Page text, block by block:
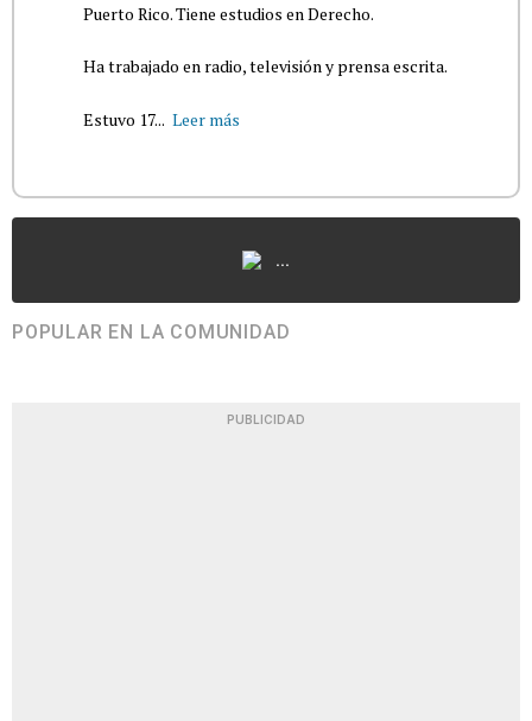
Puerto Rico. Tiene estudios en Derecho.
Ha trabajado en radio, televisión y prensa escrita.
Estuvo 17... Leer más
...
POPULAR EN LA COMUNIDAD
PUBLICIDAD